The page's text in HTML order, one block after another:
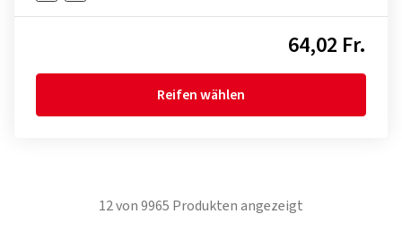
64,02 Fr.
Reifen wählen
12von9965 Produkten angezeigt